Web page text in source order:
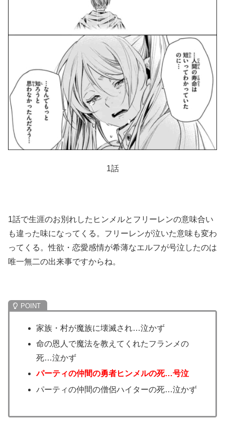
1話
1話で生涯のお別れしたヒンメルとフリーレンの意味合い
も違った味になってくる。フリーレンが泣いた意味も変わ
ってくる。性欲・恋愛感情が希薄なエルフが号泣したのは
唯一無二の出来事ですからね。
家族・村が魔族に壊滅され…泣かず
命の恩人で魔法を教えてくれたフランメの
死…泣かず
パーティの仲間の勇者ヒンメルの死…号泣
パーティの仲間の僧侶ハイターの死…泣かず